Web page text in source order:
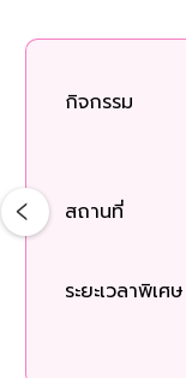
กิจกรรม
สถานที่
ระยะเวลาพิเศษ